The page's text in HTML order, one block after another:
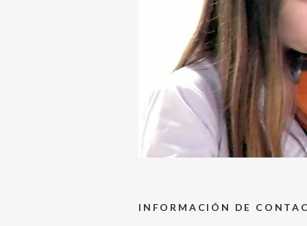
INFORMACIÓN DE